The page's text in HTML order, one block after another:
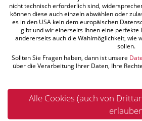
Neubau - Installation
Kälte-, Lüftungs- und
nicht technisch erforderlich sind,
können diese auch einzeln abwählen oder
es in den USA kein dem europäischen
gibt und wir einerseits Ihnen eine
andererseits auch die Wahlmöglichkeit, wie
sollen.
Sollten Sie Fragen haben, dann ist unsere
über die Verarbeitung Ihrer Daten, Ihre
Alle Cookies (auch von